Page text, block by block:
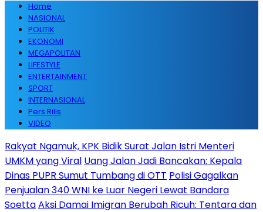
Home
NASIONAL
POLITIK
EKONOMI
MEGAPOLITAN
LIFESTYLE
ENTERTAINMENT
SPORT
INTERNASIONAL
Pers Rilis
VIDEO
Rakyat Ngamuk, KPK Bidik Surat Jalan Istri Menteri
UMKM yang Viral Uang Jalan Jadi Bancakan: Kepala
Dinas PUPR Sumut Tumbang di OTT Polisi Gagalkan
Penjualan 340 WNI ke Luar Negeri Lewat Bandara
SoettaAksi Damai Imigran Berubah Ricuh: Tentara dan